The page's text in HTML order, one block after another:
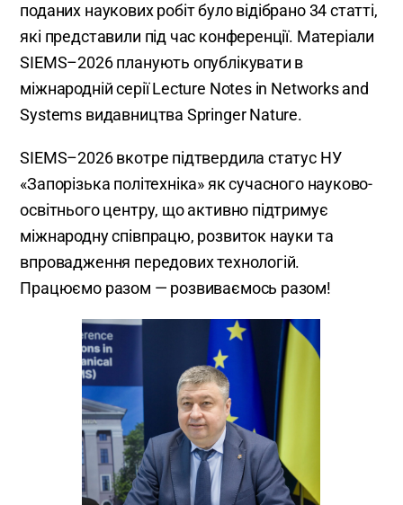
поданих наукових робіт було відібрано 34 статті,
які представили під час конференції. Матеріали
SIEMS–2026 планують опублікувати в
міжнародній серії Lecture Notes in Networks and
Systems видавництва Springer Nature.
SIEMS–2026 вкотре підтвердила статус НУ
«Запорізька політехніка» як сучасного науково-
освітнього центру, що активно підтримує
міжнародну співпрацю, розвиток науки та
впровадження передових технологій.
Працюємо разом — розвиваємось разом!